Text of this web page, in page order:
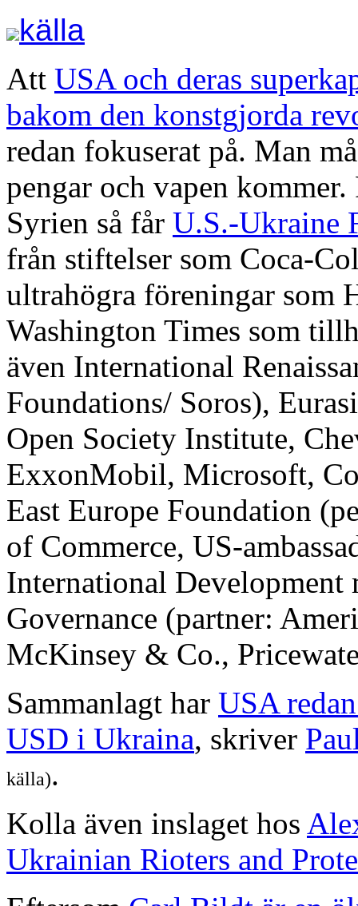
källa
Att USA och deras
bakom den konstgjorda
redan fokuserat på. Man
pengar och vapen
Syrien så får U.S.-Ukraine
från stiftelser som Coca-
ultrahögra föreningar som
Washington Times som
även International
Foundations/ Soros),
Open Society Institute,
ExxonMobil, Microsoft,
East Europe Foundation
of Commerce, US-
International
Governance (partner:
McKinsey & Co.,
Sammanlagt har USA
USD i Ukraina, skriver
källa).
Kolla även inslaget hos
Ukrainian Rioters and